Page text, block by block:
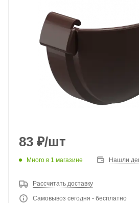
83 ₽/шт
Много в 1 магазине Нашли
Рассчитать доставку
Самовывоз сегодня - бесплатно